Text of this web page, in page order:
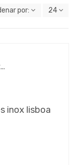
por: 24
inox lisboa